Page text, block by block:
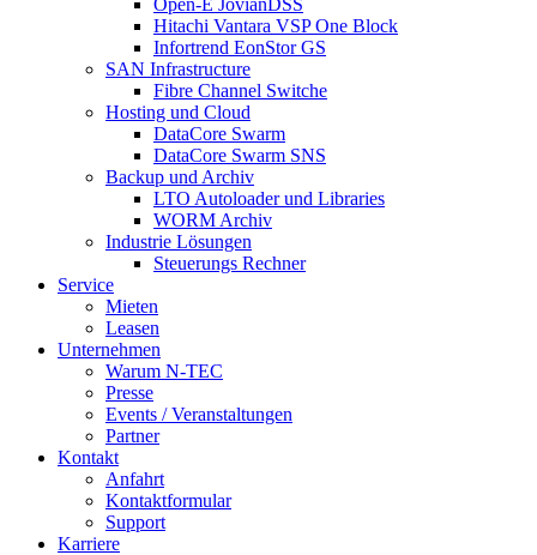
Open-E JovianDSS
Hitachi Vantara VSP One Block
Infortrend EonStor GS
SAN Infrastructure
Fibre Channel Switche
Hosting und Cloud
DataCore Swarm
DataCore Swarm SNS
Backup und Archiv
LTO Autoloader und Libraries
WORM Archiv
Industrie Lösungen
Steuerungs Rechner
Service
Mieten
Leasen
Unternehmen
Warum N-TEC
Presse
Events / Veranstaltungen
Partner
Kontakt
Anfahrt
Kontaktformular
Support
Karriere